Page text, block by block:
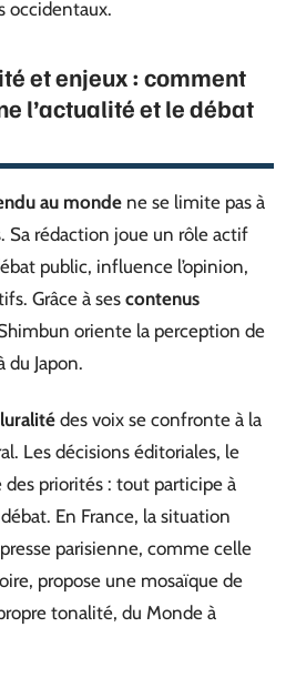
occidentaux.
et enjeux : comment
l’actualité et le débat
au monde ne se limite pas à
Sa rédaction joue un rôle actif
public, influence l’opinion,
Grâce à ses contenus
oriente la perception de
du Japon.
des voix se confronte à la
Les décisions éditoriales, le
des priorités : tout participe à
En France, la situation
parisienne, comme celle
propose une mosaïque de
tonalité, du Monde à